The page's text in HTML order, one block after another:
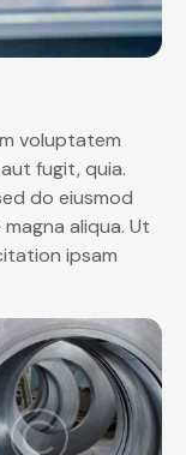
voluptatem
fugit, quia.
do eiusmod
aliqua. Ut
ipsam